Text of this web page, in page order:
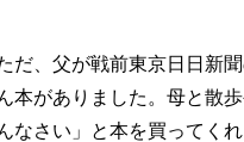
、父が戦前東京日日新
本がありました。母と散
なさい」と本を買ってく